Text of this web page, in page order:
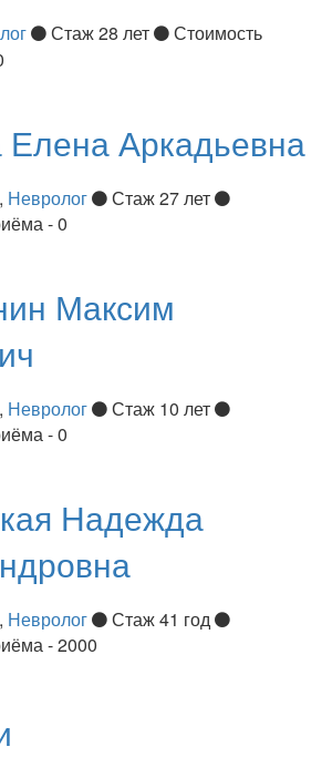
Стаж 28 лет
Стоимость
Елена Аркадьевна
, Невролог
Стаж 27 лет
- 0
Максим
, Невролог
Стаж 10 лет
- 0
Надежда
, Невролог
Стаж 41 год
- 2000